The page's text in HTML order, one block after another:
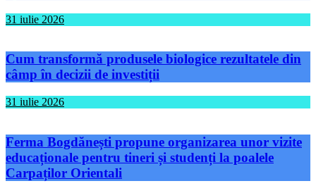
31 iulie 2026
Cum transformă produsele biologice rezultatele din
câmp în decizii de investiții
31 iulie 2026
Ferma Bogdănești propune organizarea unor vizite
educaționale pentru tineri și studenți la poalele
Carpaților Orientali